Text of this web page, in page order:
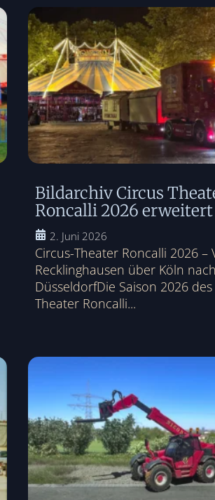
Bildarchiv Circus
Roncalli 2026 erweitert
2. Juni 2026
Circus-Theater Roncalli 2026 –
Recklinghausen über Köln nach
DüsseldorfDie Saison 2026 des
Theater Roncalli...